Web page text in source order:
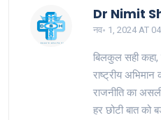
Dr Nimit
नव॰ 1, 2024 AT
बिलकुल सही
राष्ट्रीय अभिमान
राजनीति का
हर छोटी बात को